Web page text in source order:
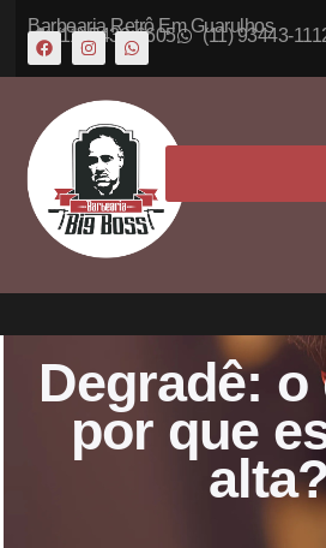
Barbearia Retrô Em Guarulhos
(11) 5430-6605 (11) 93443-
Degradê: o
por que